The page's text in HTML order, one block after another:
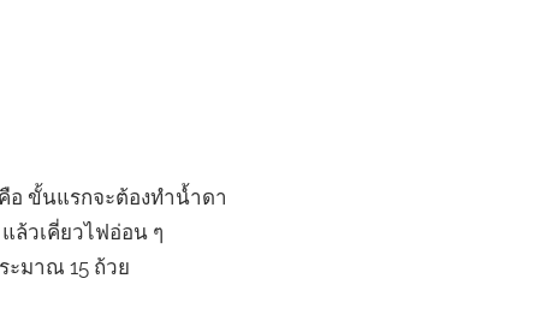
อ ขั้นแรกจะต้องทำน้ำดา
ล้วเคี่ยวไฟอ่อน ๆ
ะมาณ 15 ถ้วย